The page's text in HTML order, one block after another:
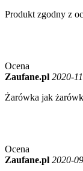
Produkt zgodny z
Ocena
Zaufane.pl 2020-
Żarówka jak
Ocena
Zaufane.pl 2020-